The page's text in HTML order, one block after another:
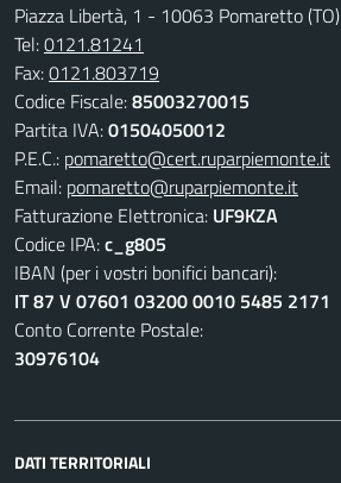
Piazza Libertà, 1 - 10063 Pomaretto (TO)
Tel:0121.81241
Fax:0121.803719
Codice Fiscale:85003270015
Partita IVA:01504050012
P.E.C.: pomaretto@cert.ruparpiemonte.it
Email: pomaretto@ruparpiemonte.it
Fatturazione Elettronica: UF9KZA
Codice IPA:c_g805
IBAN (per i vostri bonifici bancari):
IT 87 V 07601 03200 0010 5485 2171
Conto Corrente Postale:
30976104
DATI TERRITORIALI